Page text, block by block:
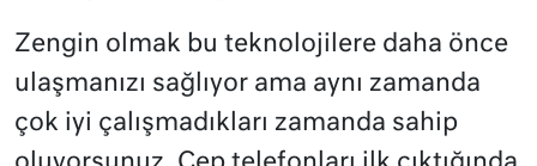
Zengin olmak bu teknolojilere daha önce
ulaşmanızı sağlıyor ama aynı zamanda
çok iyi çalışmadıkları zamanda sahip